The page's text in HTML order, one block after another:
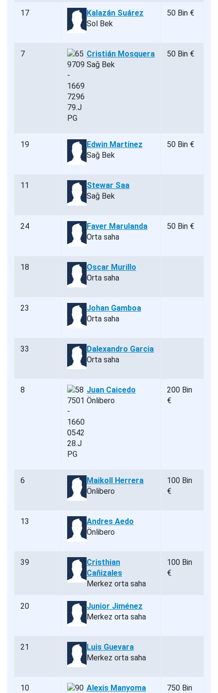
17
Kalazán Suárez
Sol Bek
50 Bin €
7
Cristián Mosquera
Sağ Bek
50 Bin €
19
Edwin Martínez
Sağ Bek
50 Bin €
11
Stewar Saa
Sağ Bek
24
Faver Marulanda
Orta saha
50 Bin €
18
Oscar Murillo
Orta saha
23
Johan Gamboa
Orta saha
33
Dalexandro Garcia
Orta saha
8
Juan Caicedo
Önlibero
200 Bin
€
6
Maikoll Herrera
Önlibero
100 Bin
€
13
Andres Aedo
Önlibero
39
Cristhian
Cañizales
Merkez orta saha
100 Bin
€
20
Junior Jiménez
Merkez orta saha
21
Luis Guevara
Merkez orta saha
10
Alexis Manyoma
750 Bin